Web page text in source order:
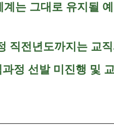
는 그대로 유지될
직전년도까지는 교
정 선발 미진행 및